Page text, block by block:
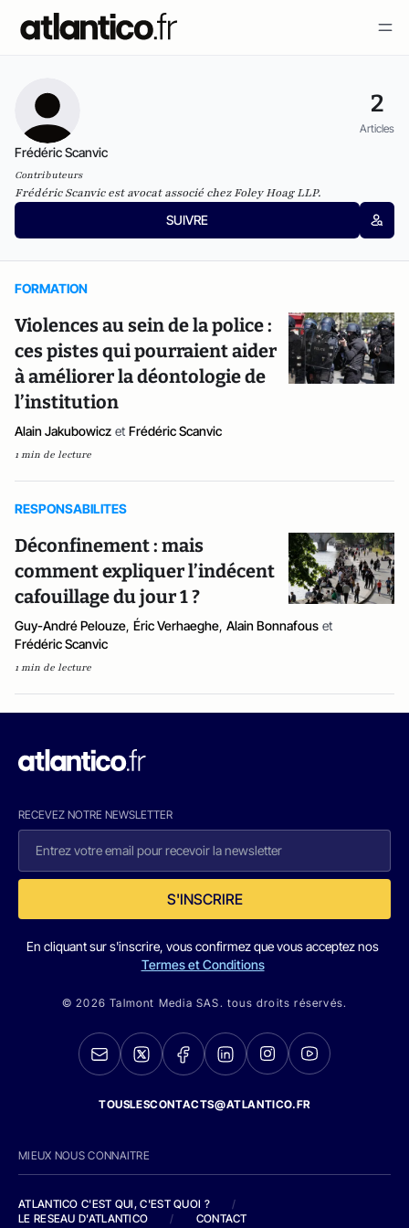
2
Articles
Frédéric Scanvic
Contributeurs
Frédéric Scanvic est avocat associé chez Foley Hoag LLP.
SUIVRE
FORMATION
Violences au sein de la police :
ces pistes qui pourraient aider
à améliorer la déontologie de
l’institution
Alain Jakubowicz et Frédéric Scanvic
1 min de lecture
RESPONSABILITES
Déconfinement : mais
comment expliquer l’indécent
cafouillage du jour 1 ?
Guy-André Pelouze, Éric Verhaeghe, Alain Bonnafous et
Frédéric Scanvic
1 min de lecture
RECEVEZ NOTRE NEWSLETTER
S'INSCRIRE
En cliquant sur s'inscrire, vous confirmez que vous acceptez nos
Termes et Conditions
© 2026 Talmont Media SAS. tous droits réservés.
TOUSLESCONTACTS@ATLANTICO.FR
MIEUX NOUS CONNAITRE
ATLANTICO C'EST QUI, C'EST QUOI ?
/
LE RESEAU D'ATLANTICO
/ CONTACT